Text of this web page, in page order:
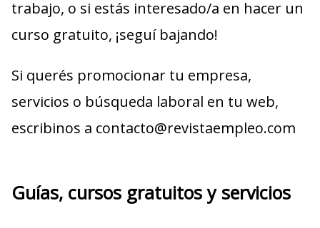
trabajo, o si estás interesado/a en hacer un
curso gratuito, ¡seguí bajando!
Si querés promocionar tu empresa,
servicios o búsqueda laboral en tu web,
escribinos a contacto@revistaempleo.com
Guías, cursos gratuitos y servicios